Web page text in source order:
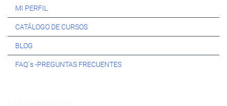
MI PERFIL
CATÁLOGO DE CURSOS
BLOG
FAQ´s -PREGUNTAS FRECUENTES